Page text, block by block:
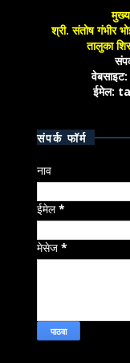
श्री. संतोष गंभीर
तालुका
वेबसाइट:
ईमेल:
संपर्क फॉर्म
नाव
ईमेल*
मेसेज*